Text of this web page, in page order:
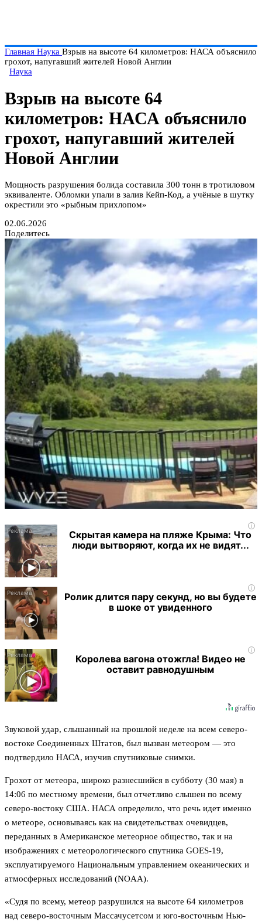
Главная Наука Взрыв на высоте 64 километров: НАСА объяснило
грохот, напугавший жителей Новой Англии
Наука
Взрыв на высоте 64
километров: НАСА объяснило
грохот, напугавший жителей
Новой Англии
Мощность разрушения болида составила 300 тонн в тротиловом
эквиваленте. Обломки упали в залив Кейп-Код, а учёные в шутку
окрестили это «рыбным прихлопом»
02.06.2026
Поделитесь
i
Скрытая камера на пляже Крыма: Что
люди вытворяют, когда их не видят...
i
Ролик длится пару секунд, но вы будете
в шоке от увиденного
i
Королева вагона отожгла! Видео не
оставит равнодушным
Звуковой удар, слышанный на прошлой неделе на всем северо-
востоке Соединенных Штатов, был вызван метеором — это
подтвердило НАСА, изучив спутниковые снимки.
Грохот от метеора, широко разнесшийся в субботу (30 мая) в
14:06 по местному времени, был отчетливо слышен по всему
северо-востоку США. НАСА определило, что речь идет именно
о метеоре, основываясь как на свидетельствах очевидцев,
переданных в Американское метеорное общество, так и на
изображениях с метеорологического спутника GOES-19,
эксплуатируемого Национальным управлением океанических и
атмосферных исследований (NOAA).
«Судя по всему, метеор разрушился на высоте 64 километров
над северо-восточным Массачусетсом и юго-восточным Нью-